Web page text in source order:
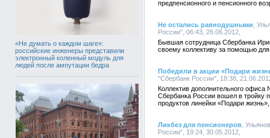
«Не думать о каждом шаге»:
российские инженеры представили
электронный коленный модуль для
людей после ампутации бедра
предпенсионного и пенсионного
Не остались равнодушными ,
России", 06:43, 26.06.2012,
Бывшая сотрудница Сбербанка
своему коллективу за помощью
Победили в акции «Подари
"Сбербанк России", 18:38,
Коллектив дополнительного офиса
Сбербанка России вошел в тройку
продуктов линейки «Подари
Ликбез для пенсионеров ,
России", 19:24, 30.05.2012,